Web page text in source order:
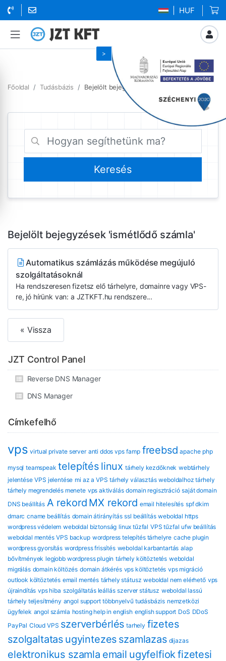
| HUF
Főoldal Tudásbázis Bejelölt bejegyzések ismétlődő számla
Bejelölt bejegyzések 'ismétlődő számla'
Automatikus számlázás működése megújuló
szolgáltatásoknál
Ha rendszeresen fizetsz elő tárhelyre, domainre vagy VPS-
re, jó hírünk van: a JZTKFT.hu rendszere...
« Vissza
JZT Control Panel
Reverse DNS Manager
DNS Manager
Címkefelhő
vps virtual private server anti ddos vps famp freebsd apache php
mysql teamspeak telepítés linux tárhely kezdőknek webtárhely
jelentése VPS jelentése mi az a VPS tárhely választás weboldalhoz tárhely
tárhely megrendelés menete vps aktiválás domain regisztráció saját domain
DNS beállítás A rekord MX rekord email hitelesítés spf dkim
dmarc cname beállítás domain átirányítás ssl beállítás weboldal https
wordpress védelem weboldal biztonság linux tűzfal VPS tűzfal ufw beállítás
weboldal mentés VPS backup wordpress telepítés tárhelyre cache plugin
wordpress gyorsítás wordpress frissítés weboldal karbantartás alap
bővítmények legjobb wordpress plugin tárhely költöztetés weboldal
migrálás domain költözés domain átkérés vps költöztetés vps migráció
outlook költöztetés email mentés tárhely státusz weboldal nem elérhető vps
újraindítás vps hiba szolgáltatás leállás szerver státusz weboldal lassú
tárhely teljesítmény angol support többnyelvű tudásbázis nemzetközi
ügyfelek angol számla hosting help in english english support DoS DDoS
PayPal Cloud VPS szerverbérlés tarhely fizetes
szolgaltatas ugyintezes szamlazas dijazas
elektronikus szamla email ugyfelfiok fizetesi